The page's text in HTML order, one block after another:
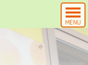
MENU